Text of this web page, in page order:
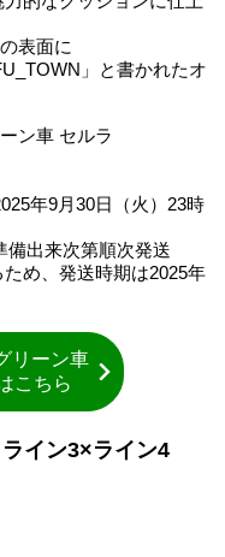
表面に
」と書かれたオ
ン車 セルラ
年9月30日（火）23時
備出来次第順次発送
め、発送時期は2025年
リーン車
こちら
イン3×ライン4